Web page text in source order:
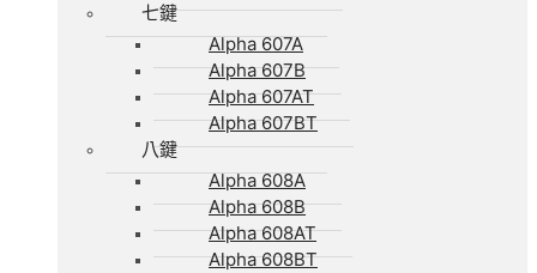
七鍵
Alpha 607A
Alpha 607B
Alpha 607AT
Alpha 607BT
八鍵
Alpha 608A
Alpha 608B
Alpha 608AT
Alpha 608BT